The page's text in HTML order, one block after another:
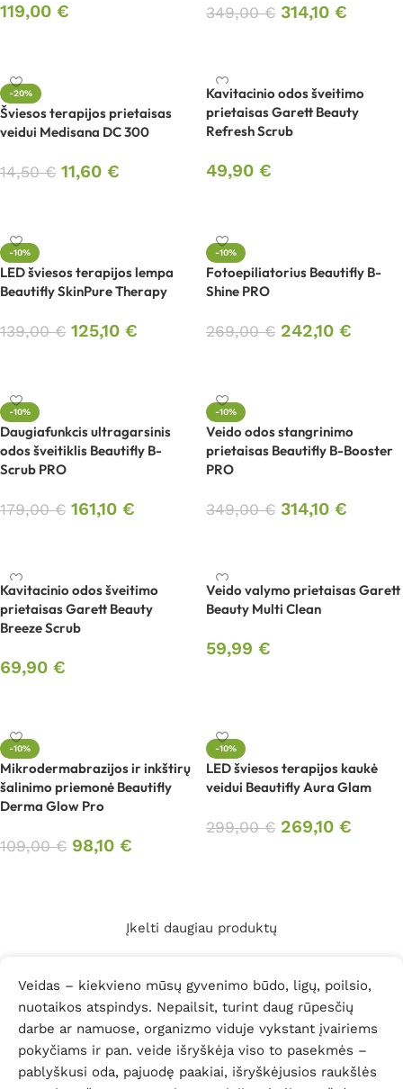
119,00 € 349,00€ 314,10 €
-20%
Šviesos terapijos prietaisas
veidui Medisana DC 300
14,50€ 11,60 €
Kavitacinio odos šveitimo
prietaisas Garett Beauty
Refresh Scrub
49,90 €
-10%
LED šviesos terapijos lempa
Beautifly SkinPure Therapy
139,00€ 125,10 €
-10%
Fotoepiliatorius Beautifly B-
Shine PRO
269,00€ 242,10 €
-10%
Daugiafunkcis ultragarsinis
odos šveitiklis Beautifly B-
Scrub PRO
179,00€ 161,10 €
-10%
Veido odos stangrinimo
prietaisas Beautifly B-Booster
PRO
349,00€ 314,10 €
Kavitacinio odos šveitimo
prietaisas Garett Beauty
Breeze Scrub
69,90 €
Veido valymo prietaisas Garett
Beauty Multi Clean
59,99 €
-10%
Mikrodermabrazijos ir inkštirų
šalinimo priemonė Beautifly
Derma Glow Pro
109,00€ 98,10 €
-10%
LED šviesos terapijos kaukė
veidui Beautifly Aura Glam
299,00€ 269,10 €
Įkelti daugiau produktų
Veidas – kiekvieno mūsų gyvenimo būdo, ligų, poilsio,
nuotaikos atspindys. Nepailsit, turint daug rūpesčių
darbe ar namuose, organizmo viduje vykstant įvairiems
pokyčiams ir pan. veide išryškėja viso to pasekmės –
pablyškusi oda, pajuodę paakiai, išryškėjusios raukšlės